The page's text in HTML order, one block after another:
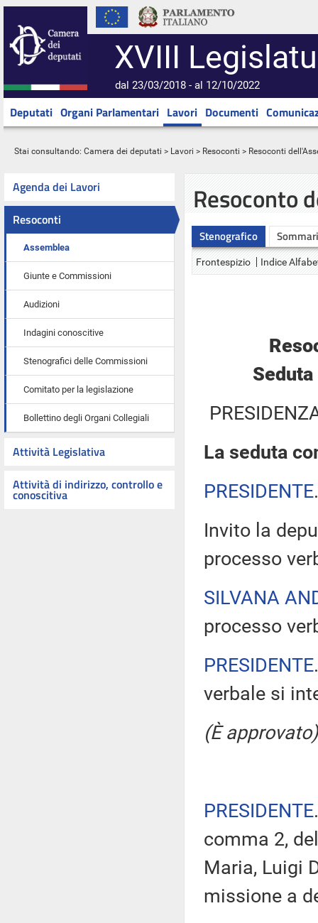
XVIII
dal 23/03/2018 - al 12/10/2022
Deputati Organi Parlamentari Lavori Documenti
Stai consultando: Camera dei deputati > Lavori > Resoconti > Resoconti
Agenda dei Lavori
Resoconti
Assemblea
Giunte e Commissioni
Audizioni
Indagini conoscitive
Stenografici delle Commissioni
Comitato per la legislazione
Bollettino degli Organi Collegiali
Attività Legislativa
Attività di indirizzo, controllo e
conoscitiva
Resoconto
Stenografico
Frontespizio Indice
La seduta
PRESIDENTE
Invito la
processo
SILVANA
processo
PRESIDENTE
verbale si
(È approvato)
PRESIDENTE
comma 2,
Maria, Luigi
missione a